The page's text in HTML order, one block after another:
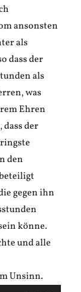
ansonsten
als
dass der
als
was
Ehren
der
den
gegen ihn
könne.
und alle
Unsinn.